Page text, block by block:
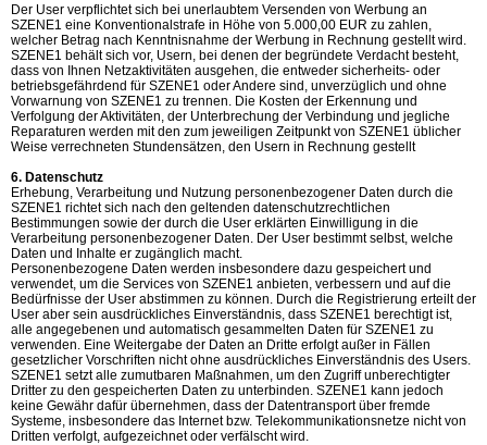
Der User verpflichtet sich bei unerlaubtem Versenden von Werbung an
SZENE1 eine Konventionalstrafe in Höhe von 5.000,00 EUR zu zahlen,
welcher Betrag nach Kenntnisnahme der Werbung in Rechnung gestellt wird.
SZENE1 behält sich vor, Usern, bei denen der begründete Verdacht besteht,
dass von Ihnen Netzaktivitäten ausgehen, die entweder sicherheits- oder
betriebsgefährdend für SZENE1 oder Andere sind, unverzüglich und ohne
Vorwarnung von SZENE1 zu trennen. Die Kosten der Erkennung und
Verfolgung der Aktivitäten, der Unterbrechung der Verbindung und jegliche
Reparaturen werden mit den zum jeweiligen Zeitpunkt von SZENE1 üblicher
Weise verrechneten Stundensätzen, den Usern in Rechnung gestellt
6. Datenschutz
Erhebung, Verarbeitung und Nutzung personenbezogener Daten durch die
SZENE1 richtet sich nach den geltenden datenschutzrechtlichen
Bestimmungen sowie der durch die User erklärten Einwilligung in die
Verarbeitung personenbezogener Daten. Der User bestimmt selbst, welche
Daten und Inhalte er zugänglich macht.
Personenbezogene Daten werden insbesondere dazu gespeichert und
verwendet, um die Services von SZENE1 anbieten, verbessern und auf die
Bedürfnisse der User abstimmen zu können. Durch die Registrierung erteilt der
User aber sein ausdrückliches Einverständnis, dass SZENE1 berechtigt ist,
alle angegebenen und automatisch gesammelten Daten für SZENE1 zu
verwenden. Eine Weitergabe der Daten an Dritte erfolgt außer in Fällen
gesetzlicher Vorschriften nicht ohne ausdrückliches Einverständnis des Users.
SZENE1 setzt alle zumutbaren Maßnahmen, um den Zugriff unberechtigter
Dritter zu den gespeicherten Daten zu unterbinden. SZENE1 kann jedoch
keine Gewähr dafür übernehmen, dass der Datentransport über fremde
Systeme, insbesondere das Internet bzw. Telekommunikationsnetze nicht von
Dritten verfolgt, aufgezeichnet oder verfälscht wird.